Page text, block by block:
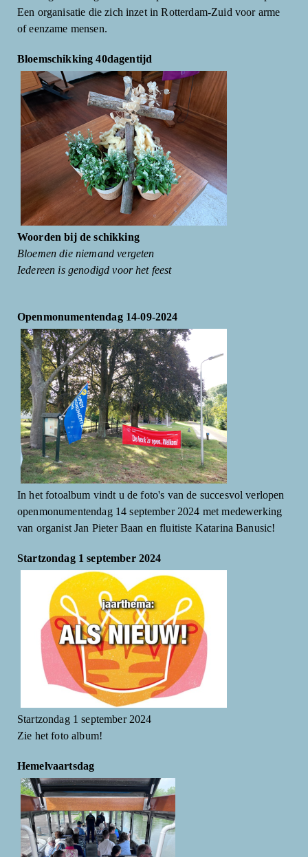
Een organisatie die zich inzet in Rotterdam-Zuid voor arme
of eenzame mensen.
Bloemschikking 40dagentijd
Woorden bij de schikking
Bloemen die niemand vergeten
Iedereen is genodigd voor het feest
Openmonumentendag 14-09-2024
In het fotoalbum vindt u de foto's van de succesvol verlopen
openmonumentendag 14 september 2024 met medewerking
van organist Jan Pieter Baan en fluitiste Katarina Banusic!
Startzondag 1 september 2024
Startzondag 1 september 2024
Zie het foto album!
Hemelvaartsdag